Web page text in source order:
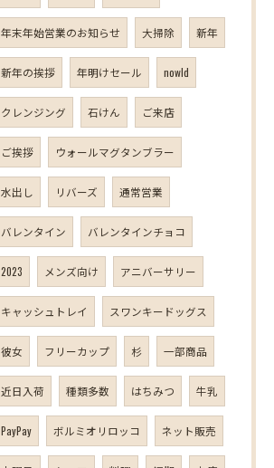
年末年始営業のお知らせ 大掃除 新年
新年の挨拶 年明けセール nowld
クレンジング 石けん ご来店
ご挨拶 ウォールマグタンブラー
水出し リバーズ 通常営業
バレンタイン バレンタインチョコ
2023 メンズ向け アニバーサリー
キャッシュトレイ スワンキードッグス
彼女 フリーカップ 杉 一部商品
近日入荷 種類多数 はちみつ 牛乳
PayPay ボルミオリロッコ ネット販売